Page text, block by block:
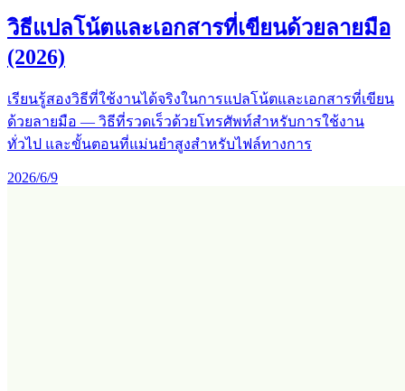
วิธีแปลโน้ตและเอกสารที่เขียนด้วยลายมือ
(2026)
เรียนรู้สองวิธีที่ใช้งานได้จริงในการแปลโน้ตและเอกสารที่เขียน
ด้วยลายมือ — วิธีที่รวดเร็วด้วยโทรศัพท์สำหรับการใช้งาน
ทั่วไป และขั้นตอนที่แม่นยำสูงสำหรับไฟล์ทางการ
2026/6/9